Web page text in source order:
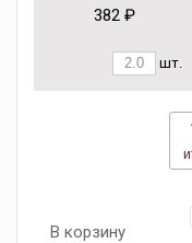
382 ₽
шт.
В корзину